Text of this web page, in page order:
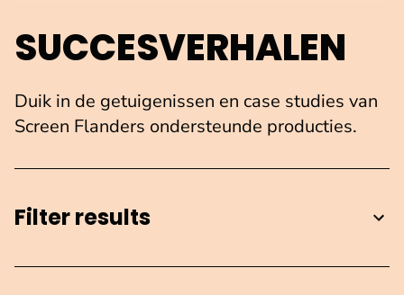
SUC­CES­VER­HA­LEN
Duik in de getuigenissen en case studies van
Screen Flanders ondersteunde producties.
Filter results